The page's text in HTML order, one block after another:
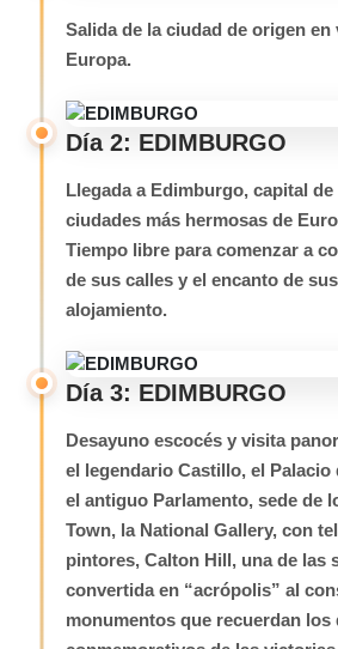
Salida de la ciudad de origen
Europa.
Día 2: EDIMBURGO
Llegada a Edimburgo, capital
ciudades más hermosas de
Tiempo libre para comenzar a
de sus calles y el encanto de
alojamiento.
Día 3: EDIMBURGO
Desayuno escocés y visita
el legendario Castillo, el
el antiguo Parlamento, sede de
Town, la National Gallery, con
pintores, Calton Hill, una de las
convertida en “acrópolis” al
monumentos que recuerdan los